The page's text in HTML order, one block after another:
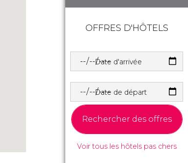
OFFRES D'HÔTELS
Date d'arrivée
Date de départ
Rechercher des offres
Voir tous les hôtels pas chers